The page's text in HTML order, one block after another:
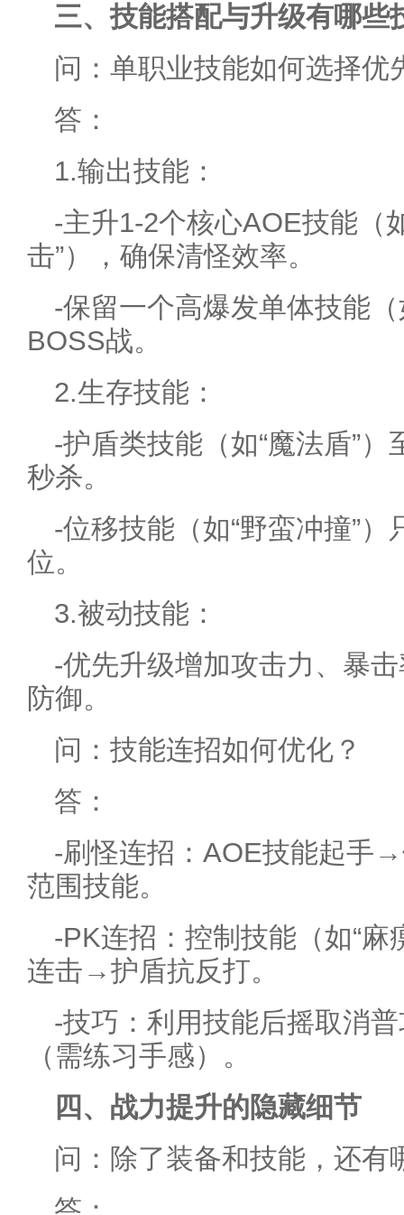
三、技能搭配与升级有哪些
问：单职业技能如何选择优
答：
1.输出技能：
-主升1-2个核心AOE技能（
击”），确保清怪效率。
-保留一个高爆发单体技能（
BOSS战。
2.生存技能：
-护盾类技能（如“魔法盾”
秒杀。
-位移技能（如“野蛮冲撞”
位。
3.被动技能：
-优先升级增加攻击力、暴
防御。
问：技能连招如何优化？
答：
-刷怪连招：AOE技能起手
范围技能。
-PK连招：控制技能（如“
连击→护盾抗反打。
-技巧：利用技能后摇取消
（需练习手感）。
四、战力提升的隐藏细节
问：除了装备和技能，还有